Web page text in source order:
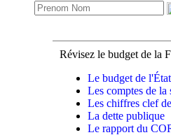
Révisez le budget de la
Le budget de l'État
Les comptes de la
Les chiffres clef
La dette publique
Le rapport du